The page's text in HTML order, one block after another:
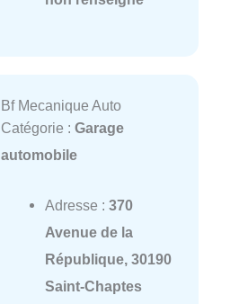
Bf Mecanique Auto
Catégorie : Garage
automobile
Adresse : 370
Avenue de la
République, 30190
Saint-Chaptes